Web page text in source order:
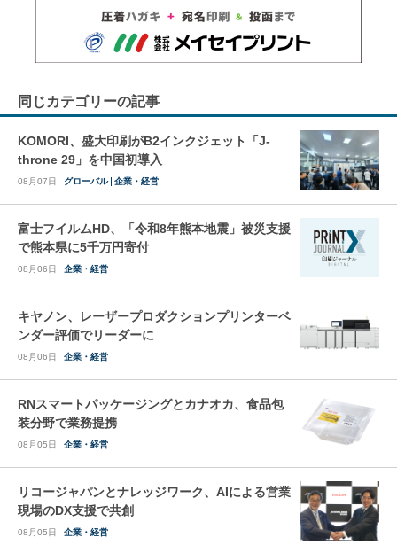
同じカテゴリーの記事
KOMORI、盛大印刷がB2インクジェット「J-
throne 29」を中国初導入
08月07日 グローバル 企業・経営
富士フイルムHD、「令和8年熊本地震」被災支援
で熊本県に5千万円寄付
08月06日 企業・経営
キヤノン、レーザープロダクションプリンターベ
ンダー評価でリーダーに
08月06日 企業・経営
RNスマートパッケージングとカナオカ、食品包
装分野で業務提携
08月05日 企業・経営
リコージャパンとナレッジワーク、AIによる営業
現場のDX支援で共創
08月05日 企業・経営